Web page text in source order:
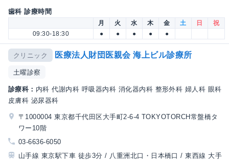
歯科 診療時間
月 火 水 木 金 土 日
祝
09:30-18:30
● ● ● ● ●
クリニック 医療法人財団医親会 海上ビル診療所
土曜診察
診療科： 内科 代謝内科 呼吸器内科 消化器内科 整形外科 婦人科 眼科
皮膚科 泌尿器科
〒1000004 東京都千代田区大手町2-6-4 TOKYOTORCH常盤橋タ
ワー10階
03-6636-6050
山手線 東京駅下車 徒歩3分 / 八重洲北口・日本橋口 / 東西線 大手